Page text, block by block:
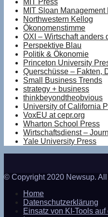
MIT Press
MIT Sloan Management
Northwestern Kellog
Ökonomenstimme
OXI – Wirtschaft anders
Perspektive Blau
Politik & Ökonomie
Princeton University
Querschüsse – Fakten,
Small Business Trends
strategy + business
thinkbeyondtheobvious
University of California
VoxEU at cepr.org
Wharton School Press
Wirtschaftsdienst –
Yale University Press
© Copyright 2020 Newsup.
Home
Datenschutzerklärung
Einsatz von KI-Tools